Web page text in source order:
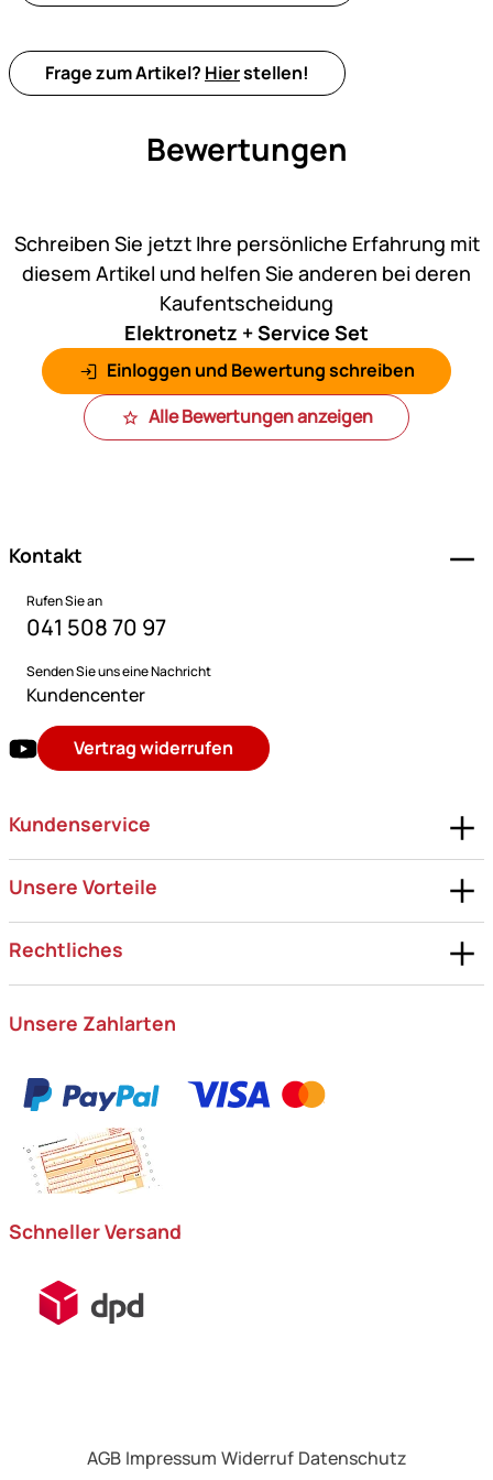
Frage zum Artikel? Hierstellen!
Bewertungen
Schreiben Sie jetzt Ihre persönliche Erfahrung mit
diesem Artikel und helfen Sie anderen bei deren
Kaufentscheidung
Elektronetz + Service Set
Einloggen und Bewertung schreiben
Alle Bewertungen anzeigen
Kontakt
Rufen Sie an
041 508 70 97
Senden Sie uns eine Nachricht
Kundencenter
Vertrag widerrufen
Kundenservice
Unsere Vorteile
Rechtliches
Unsere Zahlarten
Schneller Versand
AGB Impressum Widerruf Datenschutz